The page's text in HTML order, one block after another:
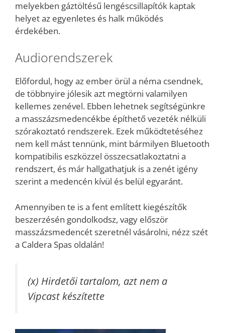
melyekben gáztöltésű lengéscsillapítók kaptak
helyet az egyenletes és halk működés
érdekében.
Audiorendszerek
Előfordul, hogy az ember örül a néma csendnek,
de többnyire jólesik azt megtörni valamilyen
kellemes zenével. Ebben lehetnek segítségünkre
a masszázsmedencékbe építhető vezeték nélküli
szórakoztató rendszerek. Ezek működtetéséhez
nem kell mást tennünk, mint bármilyen Bluetooth
kompatibilis eszközzel összecsatlakoztatni a
rendszert, és már hallgathatjuk is a zenét igény
szerint a medencén kívül és belül egyaránt.
Amennyiben te is a fent említett kiegészítők
beszerzésén gondolkodsz, vagy először
masszázsmedencét szeretnél vásárolni, nézz szét
a Caldera Spas oldalán!
(x) Hirdetői tartalom, azt nem a
Vipcast készítette